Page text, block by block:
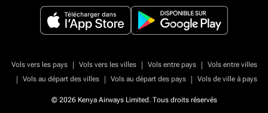
Vols vers les pays | Vols vers les villes | Vols entre pays |
Vols entre villes
|
Vols au départ des villes | Vols au départ des pays | Vols de ville à pays
© 2026 Kenya Airways Limited. Tous droits réservés